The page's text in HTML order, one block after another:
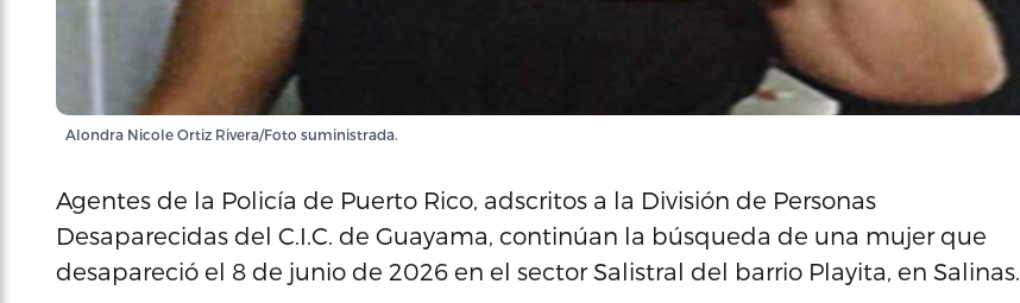
Alondra Nicole Ortiz Rivera/Foto suministrada.
Agentes de la Policía de Puerto Rico, adscritos a la División de Personas
Desaparecidas del C.I.C. de Guayama, continúan la búsqueda de una mujer que
desapareció el 8 de junio de 2026 en el sector Salistral del barrio Playita, en Salinas.